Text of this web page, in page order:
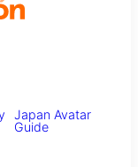
Japan Avatar
Guide